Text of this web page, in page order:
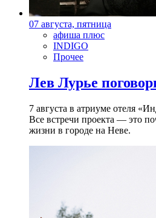
07 августа, пятница
афиша плюс
INDIGO
Прочее
Лев Лурье
7 августа в атриуме отеля
Все встречи проекта — это
жизни в городе на Неве.